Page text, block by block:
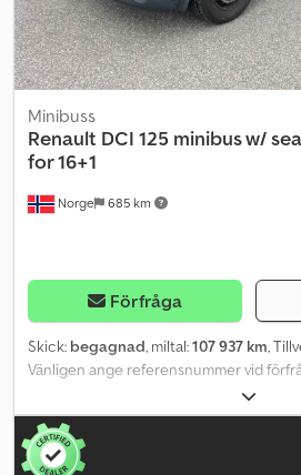
Norge 685 km
Minibuss
Renault DCI 125 minibus w/
for 16+1
Förfråga
Skick: begagnad, miltal:107 937 km,
Vänligen ange referensnummer vid
Specifikationer: - Modellår: 2012 - 107
Automatväxellåda - Euro 5-motor - 125
Vinterdäck ingår - 4x2 - Framhjulsdrift -
själv - 16+1 sittplatser - Alkoholmätare -